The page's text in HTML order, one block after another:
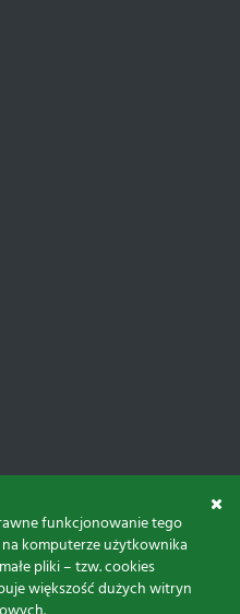
funkcjonowanie tego
komputerze użytkownika
pliki – tzw. cookies
większość dużych witryn